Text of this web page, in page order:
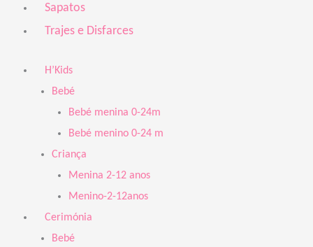
Sapatos
Trajes e Disfarces
H’Kids
Bebé
Bebé menina 0-24m
Bebé menino 0-24 m
Criança
Menina 2-12 anos
Menino-2-12anos
Cerimónia
Bebé